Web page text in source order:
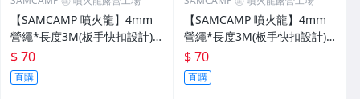
【SAMCAMP 噴火龍】4mm
營繩*長度3M(板手快扣設計)*
1綑2條 ※ 露營炊事專用
$ 70
直購
【SAMCAMP 噴火龍】4mm
營繩*長度3M(板手快扣設計)*
1綑2條 ※ 露營炊事專用
$ 70
直購